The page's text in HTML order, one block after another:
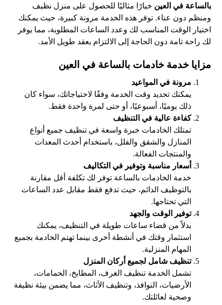
بالساعة في العين خيارًا مثاليًا للحصول على منزل نظيف
ومنظم دون عناء. توفر هذه الخدمة مرونة كبيرة، حيث يمكنك
اختيار الوقت المناسب لك وعدد الساعات المطلوبة، مما يوفر
لك راحة تامة دون الحاجة إلى الالتزام بعقد طويل الأمد.
مزايا خدمة خادمات بالساعة في العين
مرونة في المواعيد
يمكنك تحديد وقت الخدمة وفقًا لاحتياجاتك، سواء كان
ذلك يوميًا، أسبوعيًا، أو حتى لمرة واحدة فقط.
كفاءة عالية في التنظيف
تمتلك الخادمات خبرة واسعة في تنظيف جميع أنواع
المنازل والشقق والفلل، باستخدام أحدث المعدات
والمنتجات الفعالة.
أسعار مناسبة وتوفير في التكاليف
خدمة الخادمات بالساعة توفر لك تكلفة أقل مقارنة
بالتوظيف الدائم، حيث تدفع فقط مقابل عدد الساعات
التي تحتاجها.
توفير الوقت والجهد
بدلاً من قضاء ساعات طويلة في التنظيف، يمكنك
استثمار وقتك في أنشطة أخرى بينما تهتم الخادمة بجميع
المهام المنزلية.
تنظيف شامل لجميع أركان المنزل
تشمل الخدمة تنظيف الغرف، المطابخ، الحمامات،
الأرضيات، النوافذ، وتنظيف الأثاث، مما يضمن بيئة نظيفة
وصحية لعائلتك.